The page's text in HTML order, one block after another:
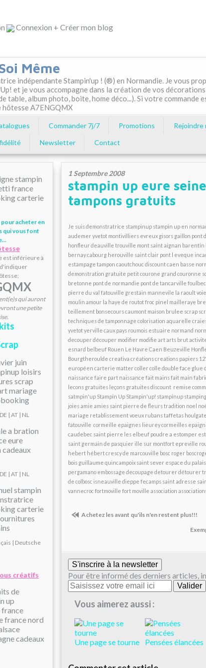
Connexion + Créer mon blog
Même
indépendante Stampin'up ! (®) en Normandie. Je vous
et je vous accompagne dans la création de vos
table, album photo, boite, home déco...). Si votre commande
hôtesse A7ENGQMX
Commander 7j/7 Promotions Rejoindre
Newsletter Contact
acheter en
qui vous font
est inférieure à
qui auront
une petite
DE | AT| NL
DE | AT| NL
| Deutsche
créatifs
1 Septembre 2008
stampin up eure
tampons gratuits
Je suis demonstratrice stampinup stampin up en
audemer yvetot montivilliers evreux gisors gaillon
honfleur deauville trouville mont saint aignan barentin
bernay cabourg herouville saint clair pont l eveque
estampage tampon caoutchouc discount caen basse
demonstration gratuite petit courone grand couronne
bretonne pont de normandie pont de tancarville
pierre du val fatouville grestain mannevile la raoult
moulin amour la haye de routot froc pinel mailleraye
teillement bonsecours caumont maison brulee scrap
techniques de tamponnage colorisation aquarelle
yvetot yerville caux pays roumois estuaire normand
decouper découper modifier modifie art arts brut
esnard belbeuf Rouen Le Havre Caen Beuzeville
Bourgtheroulde creativa créations creations papiers
européen carterie matter coller colle double face glue
naissance faire part naissance fait mains fait main
lecons gratuites leçons gratuites discount remise
satmpin'up Stampin Up Stampin'up! stampinup
joies amie amies saint pierre de fleurs tradition noel
mariage retablissement voeux rubans taffetas
fatouville cormeille epaignes lieurey cormeilles
caudebec saint pierre les elbeuf poudre a estomper
saint germain de pasquier ille sur montfort epreville
hebert hébert crescy de marcouville bosc roger
bois guillaume quincampoix saint sever espace du
pergamano embossage decoupage detourer
de colbosc isneauville dieppe fecamps saint adresse
vannecroc fortmoville fort moville association
Achetez les avant qu'ils n'en restent plus!!!
S'inscrire à la newsletter
Pour être informé des derniers articles,
Vous aimerez aussi :
Une page se tourne Pensées élancées